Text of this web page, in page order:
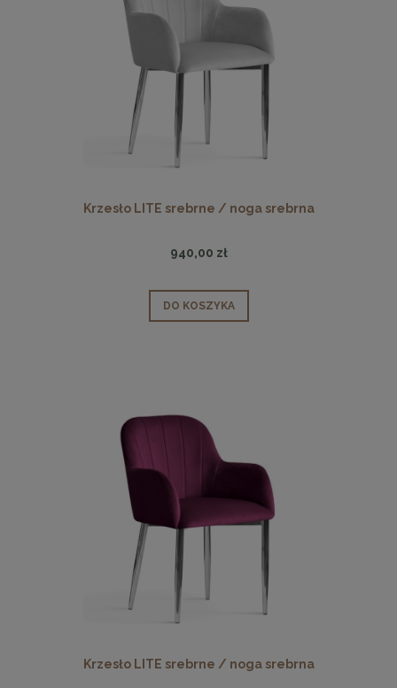
Krzesło LITE srebrne / noga srebrna
940,00 zł
DO KOSZYKA
Krzesło LITE srebrne / noga srebrna